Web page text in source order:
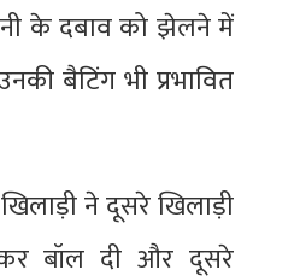
के दबाव को झेलने में
बैटिंग भी प्रभावित
ने दूसरे खिलाड़ी
बॉल दी और दूसरे